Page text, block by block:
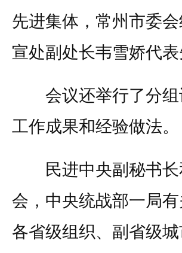
先进集体，常州市委
宣处副处长韦雪娇代
会议还举行了分组
工作成果和经验做法。
民进中央副秘书长
会，中央统战部一局
各省级组织、副省级